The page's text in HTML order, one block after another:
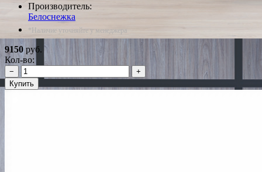
Производитель:
Белоснежка
*Наличие уточняйте у менеджера
9150 руб.
Кол-во:
−
+
Купить